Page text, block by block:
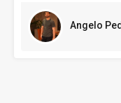
Angelo